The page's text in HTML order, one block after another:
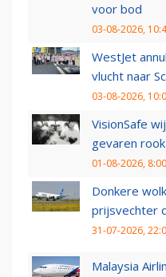
voor bod
03-08-2026,
WestJet
vlucht naar
03-08-2026,
VisionSafe
gevaren
01-08-2026, 8:00
Donkere
prijsvechter
31-07-2026,
Malaysia